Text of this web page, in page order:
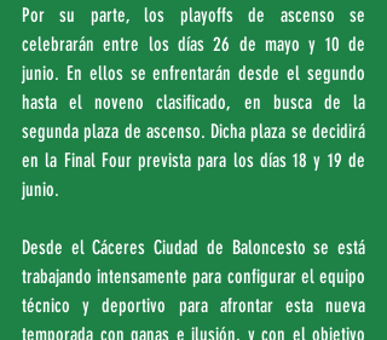
Por su parte, los playoffs de ascenso se
celebrarán entre los días 26 de mayo y 10 de
junio. En ellos se enfrentarán desde el segundo
hasta el noveno clasificado, en busca de la
segunda plaza de ascenso. Dicha plaza se decidirá
en la Final Four prevista para los días 18 y 19 de
junio.
Desde el Cáceres Ciudad de Baloncesto se está
trabajando intensamente para configurar el equipo
técnico y deportivo para afrontar esta nueva
temporada con ganas e ilusión, y con el objetivo